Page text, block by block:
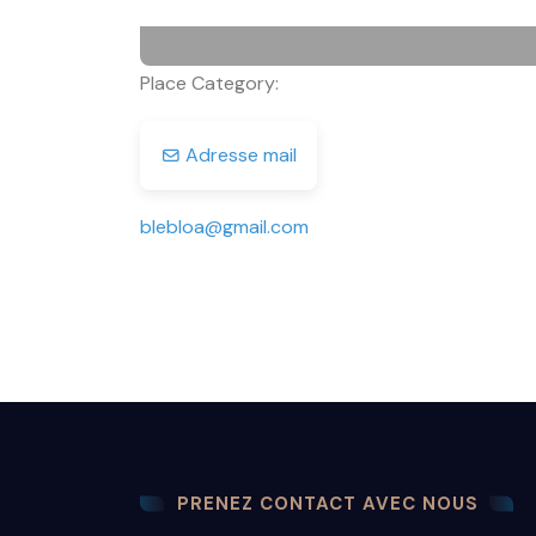
Place Category:
Adresse mail
blebloa@gmail.com
PRENEZ CONTACT AVEC NOUS